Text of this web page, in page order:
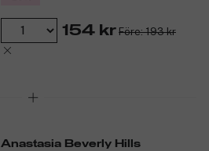
154 kr Före: 193 kr
Anastasia Beverly Hills